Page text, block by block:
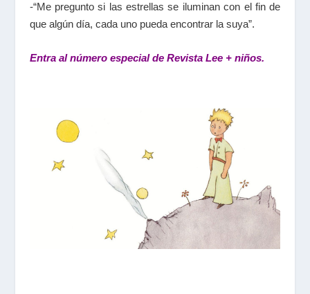
-“Me pregunto si las estrellas se iluminan con el fin de
que algún día, cada uno pueda encontrar la suya”.
Entra al número especial de Revista Lee + niños.